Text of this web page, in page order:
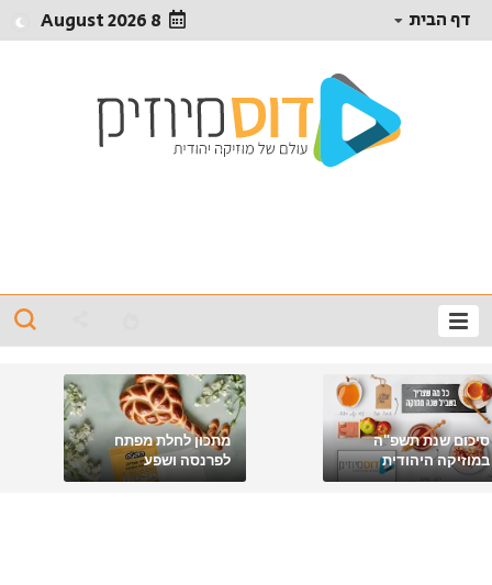
דף הבית 8 August 2026
סיכום שנת תשפ"ה
במוזיקה היהודית
מתכון לחלת מפתח
לפרנסה ושפע